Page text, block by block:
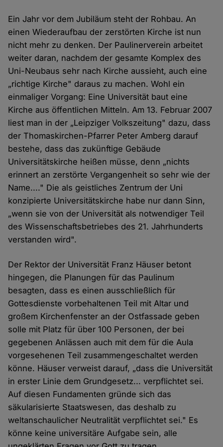
Ein Jahr vor dem Jubiläum steht der Rohbau. An
einen Wiederaufbau der zerstörten Kirche ist nun
nicht mehr zu denken. Der Paulinerverein arbeitet
weiter daran, nachdem der gesamte Komplex des
Uni-Neubaus sehr nach Kirche aussieht, auch eine
„richtige Kirche" daraus zu machen. Wohl ein
einmaliger Vorgang: Eine Universität baut eine
Kirche aus öffentlichen Mitteln. Am 13. Februar 2007
liest man in der „Leipziger Volkszeitung" dazu, dass
der Thomaskirchen-Pfarrer Peter Amberg darauf
bestehe, dass das zukünftige Gebäude
Universitätskirche heißen müsse, denn „nichts
erinnert an zerstörte Vergangenheit so sehr wie der
Name...." Die als geistliches Zentrum der Uni
konzipierte Universitätskirche habe nur dann Sinn,
„wenn sie von der Universität als notwendiger Teil
des Wissenschaftsbetriebes des 21. Jahrhunderts
verstanden wird".
Der Rektor der Universität Franz Häuser betont
hingegen, die Planungen für das Paulinum
besagten, dass es einen ausschließlich für
Gottesdienste vorbehaltenen Teil mit Altar und
großem Kirchenfenster an der Ostfassade geben
solle mit Platz für über 100 Personen, der bei
gegebenen Anlässen auch mit dem für die Aula
vorgesehenen Teil zusammengeschaltet werden
könne. Häuser verweist darauf, „dass die Universität
in erster Linie dem Grundgesetz... verpflichtet sei.
Auf diesen Fundamenten gründe sich das
säkularisierte Staatswesen, das deshalb zu
weltanschaulicher Neutralität verpflichtet sei." Es
könne keine universitäre Aufgabe sein, alle